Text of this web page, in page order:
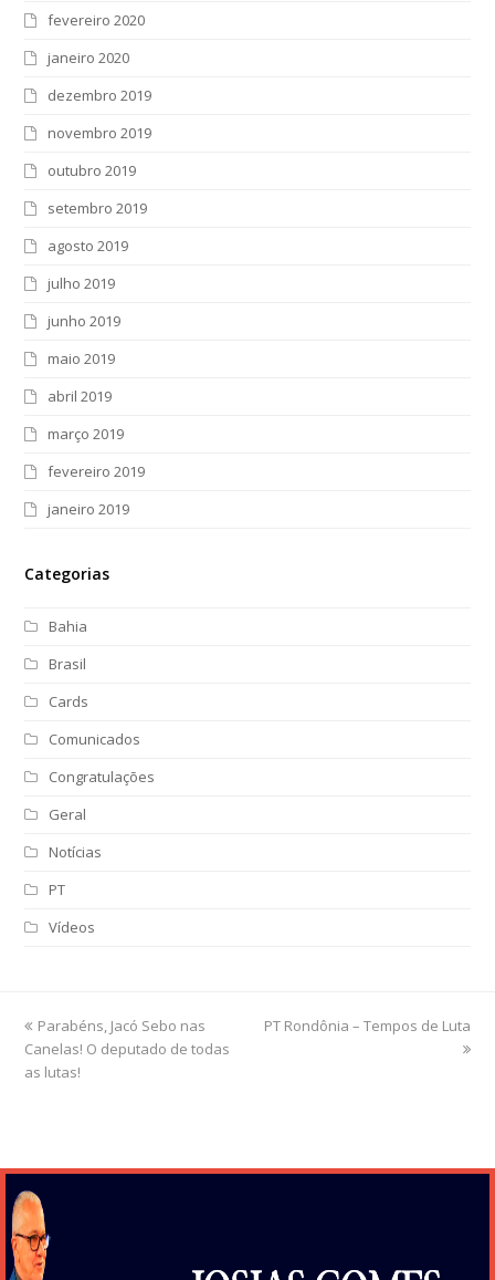
fevereiro 2020
janeiro 2020
dezembro 2019
novembro 2019
outubro 2019
setembro 2019
agosto 2019
julho 2019
junho 2019
maio 2019
abril 2019
março 2019
fevereiro 2019
janeiro 2019
Categorias
Bahia
Brasil
Cards
Comunicados
Congratulações
Geral
Notícias
PT
Vídeos
previous
post:
Parabéns, Jacó Sebo nas
Canelas! O deputado de todas
as lutas!
next
PT Rondônia – Tempos de Luta